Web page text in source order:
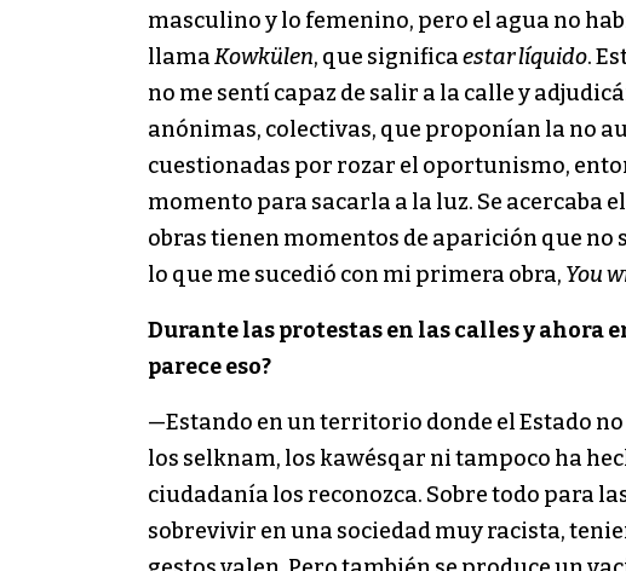
masculino y lo femenino, pero el agua no
llamaKowkülen, que significaestar líquido.
no me sentí capaz de salir a la calle y
anónimas, colectivas, que proponían la no
cuestionadas por rozar el oportunismo,
momento para sacarla a la luz. Se acercaba
obras tienen momentos de aparición que no
lo que me sucedió con mi primera obra, You
Durante las protestas en las calles y ahora
parece eso?
—Estando en un territorio donde el Estado
los selknam, los kawésqar ni tampoco ha
ciudadanía los reconozca. Sobre todo para
sobrevivir en una sociedad muy racista,